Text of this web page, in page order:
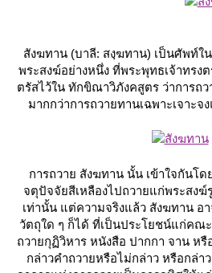
สังฆทาน (บาลี: สงฺฆทาน) เป็นศัพท์ใ
พระสงฆ์อย่างหนึ่ง ที่พระพุทธเจ้าทรง
ตรัสไว้ใน ทักขิณาวิภังคสูตร ว่าการถ
มากกว่าการถวายทานเฉพาะเจาะ
การถวา สังฆทานนั้น เข้าใจกันโด
จตุปัจจัยสีเหลืองไปถวายแก่พระสง
เท่านั้น แต่ความจริงแล้ว สังฆทาน
วัตถุใด ๆ ก็ได้ ที่เป็นประโยชน์แก่คณ
ถวายกุฏิวิหาร หนังสือ ปากกา จาน ห
กล่าวคำถวายหรือไม่กล่าว หรือกล่า